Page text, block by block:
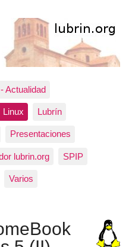
Actualidad
Linux Lubrín
Presentaciones
lubrin.org SPIP
Varios